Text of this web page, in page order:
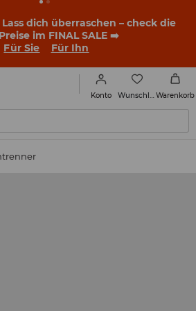
dich überraschen – check die
im FINAL SALE ➡️
Für Sie
Für Ihn
Konto Warenkorb